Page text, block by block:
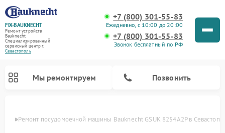
FIX-BAUKNECHT
Ремонт устройств
Bauknecht
Специализированный
cервисный центр г.
Севастополь
+7 (800) 301-55-83
Ежедневно, с 10:00 до 20:00
+7 (800) 301-55-83
Звонок бесплатный по РФ
Мы ремонтируем Позвонить
Ремонт посудомоечной машины Bauknecht GSUK 8254A2P в